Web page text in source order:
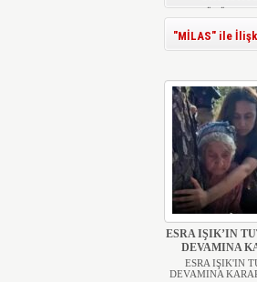
"MİLAS" ile
ESRA IŞIK’IN
DEVAMINA
ESRA IŞIK'IN
DEVAMINA